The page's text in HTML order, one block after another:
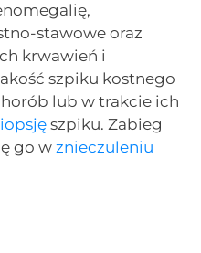
stawowe oraz
krwawień i
szpiku kostnego
lub w trakcie ich
szpiku. Zabieg
go wznieczuleniu